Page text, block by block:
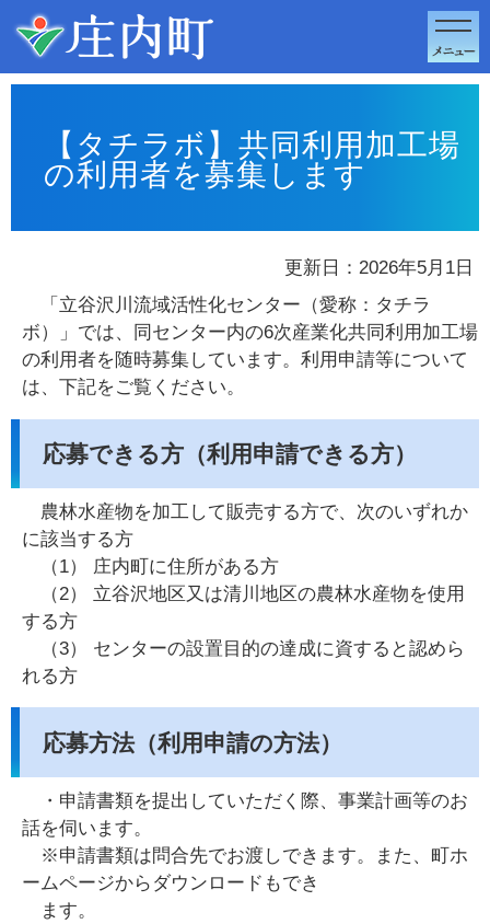
このページの本文へ移動
【タチラボ】共同利用加工場
の利用者を募集します
更新日：2026年5月1日
「立谷沢川流域活性化センター（愛称：タチラ
ボ）」では、同センター内の6次産業化共同利用加工場
の利用者を随時募集しています。利用申請等について
は、下記をご覧ください。
応募できる方（利用申請できる方）
農林水産物を加工して販売する方で、次のいずれか
に該当する方
（1） 庄内町に住所がある方
（2） 立谷沢地区又は清川地区の農林水産物を使用
する方
（3） センターの設置目的の達成に資すると認めら
れる方
応募方法（利用申請の方法）
・申請書類を提出していただく際、事業計画等のお
話を伺います。
※申請書類は問合先でお渡しできます。また、町ホ
ームページからダウンロードもでき
ます。